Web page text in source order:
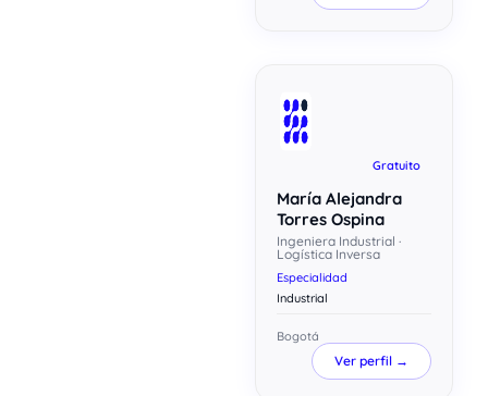
Gratuito
María Alejandra
Torres Ospina
Ingeniera Industrial ·
Logística Inversa
Especialidad
Industrial
Bogotá
Ver perfil →